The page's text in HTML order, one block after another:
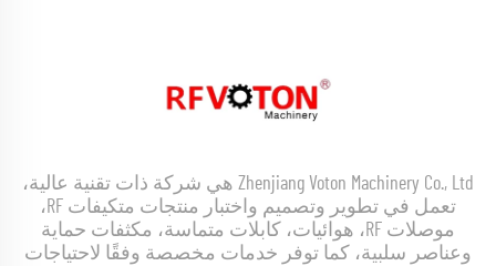
Zhenjiang Voton Machinery Co., Ltd هي شركة ذات تقنية عالية،
تعمل في تطوير وتصميم واختبار منتجات متكيفات RF،
موصلات RF، هوائيات، كابلات متماسة، مكثفات حماية
وعناصر سلبية، كما توفر خدمات مخصصة وفقًا لاحتياجات